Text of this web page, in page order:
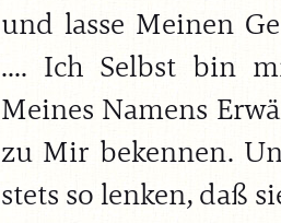
und lasse Meinen
.... Ich Selbst bin
Meines Namens
zu Mir bekennen.
stets so lenken, daß